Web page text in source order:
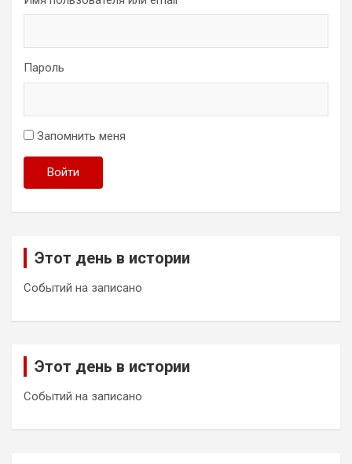
Пароль
Запомнить меня
Войти
Этот день в истории
Событий на записано
Этот день в истории
Событий на записано